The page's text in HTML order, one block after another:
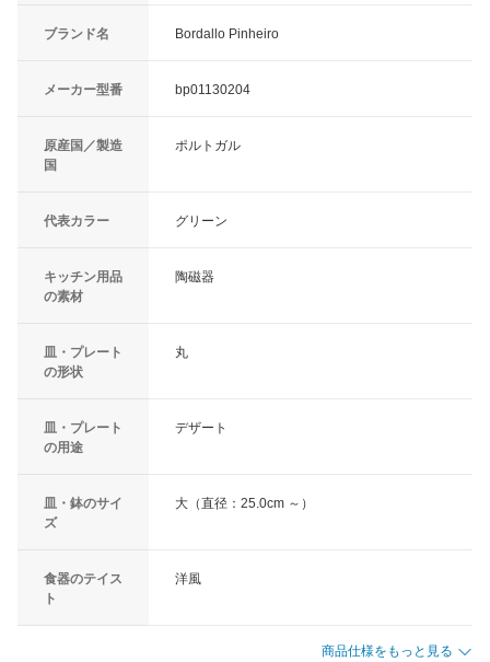
ブランド名 Bordallo Pinheiro
メーカー型番 bp01130204
原産国／製造
国
ポルトガル
代表カラー グリーン
キッチン用品
の素材
陶磁器
皿・プレート
の形状
丸
皿・プレート
の用途
デザート
皿・鉢のサイ
ズ
大（直径：25.0cm ～）
食器のテイス
ト
洋風
商品仕様をもっと見る